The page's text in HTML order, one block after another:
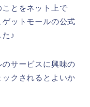
とをネット上で
ットモールの公式
た♪
サービスに興味の
クされるとよいか